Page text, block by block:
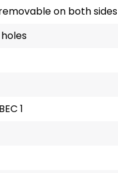
on both sides
1